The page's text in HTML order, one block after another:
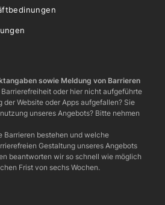
sowie Meldung von Barrieren
oder hier nicht aufgeführte
der Website oder Apps aufgefallen? Sie
unseres Angebots? Bitte nehmen
Barrieren bestehen und welche
Gestaltung unseres Angebots
beantworten wir so schnell wie möglich
Frist von sechs Wochen.